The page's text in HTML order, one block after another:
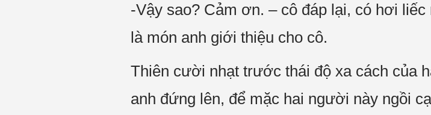
-Vậy sao? Cảm ơn. – cô đáp lại, có hơi
là món anh giới thiệu cho cô.
Thiên cười nhạt trước thái độ xa cách của
anh đứng lên, để mặc hai người này ngồi